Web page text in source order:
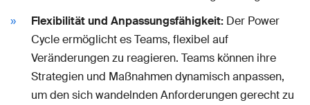
Flexibilität und Anpassungsfähigkeit: Der Power
Cycle ermöglicht es Teams, flexibel auf
Veränderungen zu reagieren. Teams können ihre
Strategien und Maßnahmen dynamisch anpassen,
um den sich wandelnden Anforderungen gerecht zu